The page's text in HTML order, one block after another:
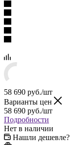
58 690 руб./шт
Варианты цен
58 690 руб./шт
Подробности
Нет в наличии
Нашли дешевле?